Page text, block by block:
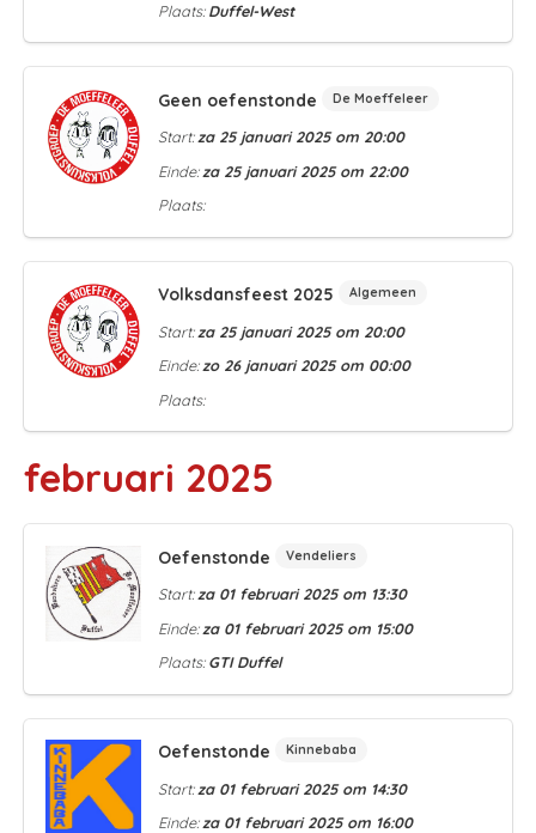
Plaats:Duffel-West
Geen oefenstonde De Moeffeleer
Start:za 25 januari 2025 om 20:00
Einde:za 25 januari 2025 om 22:00
Plaats:
Volksdansfeest 2025 Algemeen
Start:za 25 januari 2025 om 20:00
Einde:zo 26 januari 2025 om 00:00
Plaats:
februari 2025
Oefenstonde Vendeliers
Start:za 01 februari 2025 om 13:30
Einde:za 01 februari 2025 om 15:00
Plaats:GTI Duffel
Oefenstonde Kinnebaba
Start:za 01 februari 2025 om 14:30
Einde:za 01 februari 2025 om 16:00